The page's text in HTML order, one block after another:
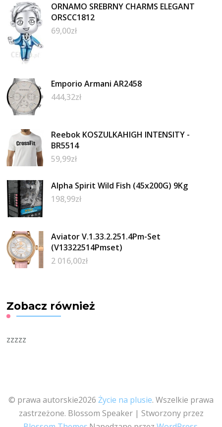
ORNAMO SREBRNY CHARMS ELEGANT
ORSCC1812
69,00zł
Emporio Armani AR2458
444,32zł
Reebok KOSZULKAHIGH INTENSITY -
BR5514
59,99zł
Alpha Spirit Wild Fish (45x200G) 9Kg
198,99zł
Aviator V.1.33.2.251.4Pm-Set
(V13322514Pmset)
2 016,00zł
Zobacz również
zzzzz
© prawa autorskie2026 Życie na plusie. Wszelkie prawa
zastrzeżone. Blossom Speaker | Stworzony przez